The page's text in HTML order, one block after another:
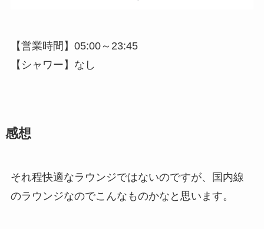
【営業時間】05:00～23:45
【シャワー】なし
感想
それ程快適なラウンジではないのですが、国内線
のラウンジなのでこんなものかなと思います。